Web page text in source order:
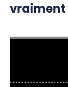
vraiment